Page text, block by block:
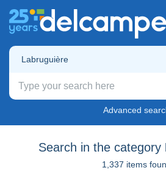
Labruguière
Advanced
Search in the category
1,337 items